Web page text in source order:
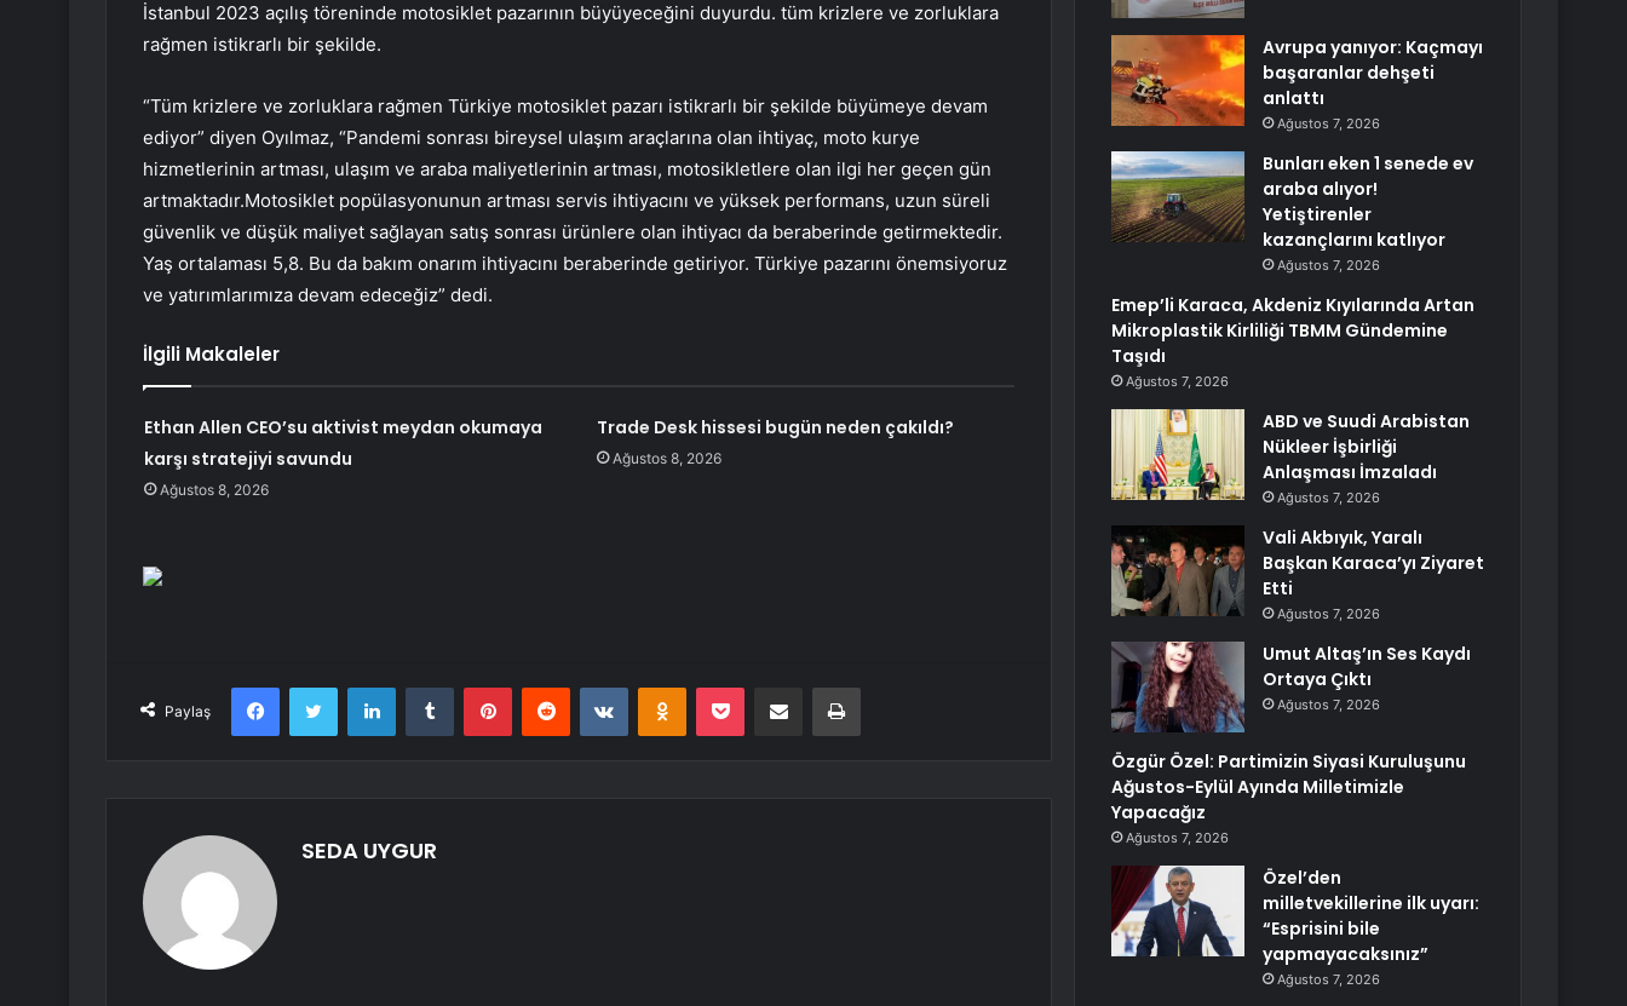
İstanbul 2023 açılış töreninde motosiklet pazarının büyüyeceğini duyurdu. tüm krizlere ve zorluklara
rağmen istikrarlı bir şekilde.
“Tüm krizlere ve zorluklara rağmen Türkiye motosiklet pazarı istikrarlı bir şekilde büyümeye devam
ediyor” diyen Oyılmaz, “Pandemi sonrası bireysel ulaşım araçlarına olan ihtiyaç, moto kurye
hizmetlerinin artması, ulaşım ve araba maliyetlerinin artması, motosikletlere olan ilgi her geçen gün
artmaktadır.Motosiklet popülasyonunun artması servis ihtiyacını ve yüksek performans, uzun süreli
güvenlik ve düşük maliyet sağlayan satış sonrası ürünlere olan ihtiyacı da beraberinde getirmektedir.
Yaş ortalaması 5,8. Bu da bakım onarım ihtiyacını beraberinde getiriyor. Türkiye pazarını önemsiyoruz
ve yatırımlarımıza devam edeceğiz” dedi.
İlgili Makaleler
Ethan Allen CEO’su aktivist meydan okumaya
karşı stratejiyi savundu
Ağustos 8, 2026
Trade Desk hissesi bugün neden çakıldı?
Ağustos 8, 2026
Paylaş
FacebookTwitter LinkedInTumblr PinterestReddit VKontakteOdnoklassniki
Pocket E-Posta ile paylaş Yazdır
SEDA UYGUR
Avrupa yanıyor: Kaçmayı
başaranlar dehşeti
anlattı
Ağustos 7, 2026
Bunları eken 1 senede ev
araba alıyor!
Yetiştirenler
kazançlarını katlıyor
Ağustos 7, 2026
Emep’li Karaca, Akdeniz Kıyılarında Artan
Mikroplastik Kirliliği TBMM Gündemine
Taşıdı
Ağustos 7, 2026
ABD ve Suudi Arabistan
Nükleer İşbirliği
Anlaşması İmzaladı
Ağustos 7, 2026
Vali Akbıyık, Yaralı
Başkan Karaca’yı Ziyaret
Etti
Ağustos 7, 2026
Umut Altaş’ın Ses Kaydı
Ortaya Çıktı
Ağustos 7, 2026
Özgür Özel: Partimizin Siyasi Kuruluşunu
Ağustos-Eylül Ayında Milletimizle
Yapacağız
Ağustos 7, 2026
Özel’den
milletvekillerine ilk uyarı:
“Esprisini bile
yapmayacaksınız”
Ağustos 7, 2026